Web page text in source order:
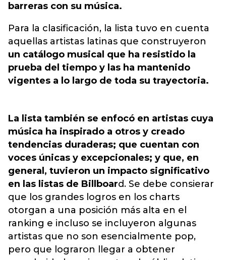
barreras con su música.
Para la clasificación, la lista tuvo en cuenta
aquellas artistas latinas que construyeron
un catálogo musical que ha resistido la
prueba del tiempo y las ha mantenido
vigentes a lo largo de toda su trayectoria.
La lista también se enfocó en artistas cuya
música ha inspirado a otros y creado
tendencias duraderas; que cuentan con
voces únicas y excepcionales; y que, en
general, tuvieron un impacto significativo
en las listas de Billboard. Se debe consierar
que los grandes logros en los charts
otorgan a una posición más alta en el
ranking e incluso se incluyeron algunas
artistas que no son esencialmente pop,
pero que lograron llegar a obtener